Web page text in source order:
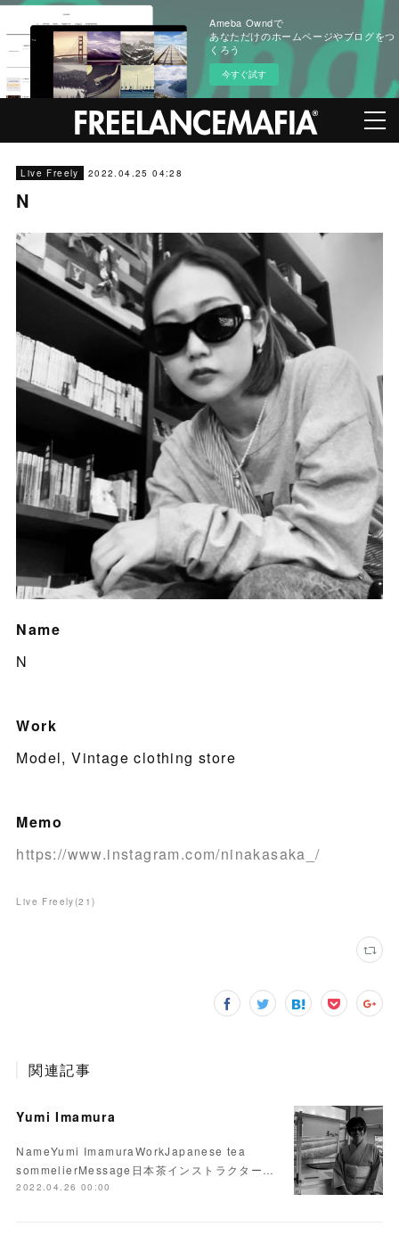
Ameba Owndで
あなただけのホームページやブログをつ
くろう
今すぐ試す
Live Freely 2022.04.25 04:28
N
Name
N
Work
Model, Vintage clothing store
Memo
https://www.instagram.com/ninakasaka_/
Live Freely(21 )
関連記事
Yumi Imamura
NameYumi ImamuraWorkJapanese tea
sommelierMessage日本茶インストラクター…
2022.04.26 00:00